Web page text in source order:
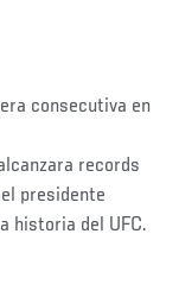
consecutiva en
records
presidente
historia del UFC.